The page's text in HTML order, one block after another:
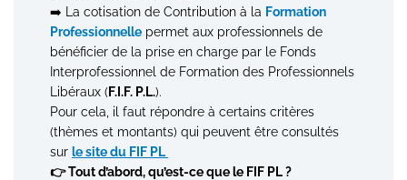
➡️ La cotisation de Contribution à la Formation
Professionnelle permet aux professionnels de
bénéficier de la prise en charge par le Fonds
Interprofessionnel de Formation des Professionnels
Libéraux (F.I.F. P.L.).
Pour cela, il faut répondre à certains critères
(thèmes et montants) qui peuvent être consultés
sur le site du FIF PL
👉 Tout d’abord, qu’est-ce que le FIF PL ?